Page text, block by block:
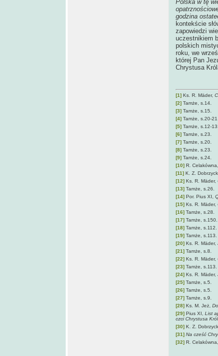
Polska w tę
godzina
kontekście
zapowiedzi
uczestnikiem
polskich
roku, we
której Pan
Chrystusa
[1] Ks. R. Mäder,
[2] Tamże, s.14.
[3] Tamże, s.15.
[4] Tamże, s.20-
[5] Tamże, s.12-
[6] Tamże, s.23.
[7] Tamże, s.20.
[8] Tamże, s.23.
[9] Tamże, s.24.
[10] R.
[11] K. Z.
[12] Ks. R. Mäder,
[13] Tamże, s.26.
[14] Por. Pius XI,
[15] Ks. R. Mäder,
[16] Tamże, s.28.
[17] Tamże, s.150.
[18] Tamże, s.112.
[19] Tamże, s.113.
[20] Ks. R. Mäder,
[21] Tamże, s.8.
[22] Ks. R. Mäder,
[23] Tamże, s.113.
[24] Ks. R. Mäder,
[25] Tamże, s.5.
[26] Tamże, s.5.
[27] Tamże, s.9.
[28] Ks. M. Jeż,
[29] Pius XI, List
czci Chrystusa
[30] K. Z.
[31] Na cześć
[32] R.